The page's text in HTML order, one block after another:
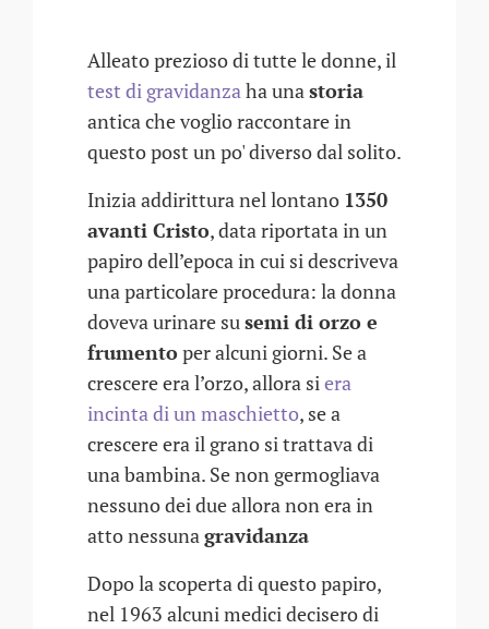
Alleato prezioso di tutte le donne, il
test di gravidanzaha unastoria
antica che voglio raccontare in
questo post un po' diverso dal solito.
Inizia addirittura nel lontano 1350
avanti Cristo, data riportata in un
papiro dell’epoca in cui si descriveva
una particolare procedura: la donna
doveva urinare susemi di orzo e
frumentoper alcuni giorni. Se a
crescere era l’orzo, allora siera
incinta di un maschietto, se a
crescere era il grano si trattava di
una bambina. Se non germogliava
nessuno dei due allora non era in
atto nessunagravidanza
Dopo la scoperta di questo papiro,
nel 1963 alcuni medici decisero di